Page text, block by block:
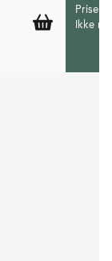
Prisen
Ikke